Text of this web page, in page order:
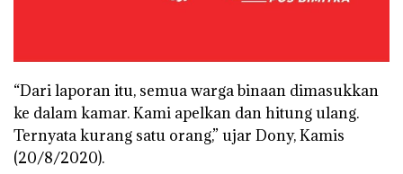
“Dari laporan itu, semua warga binaan dimasukkan
ke dalam kamar. Kami apelkan dan hitung ulang.
Ternyata kurang satu orang,” ujar Dony, Kamis
(20/8/2020).